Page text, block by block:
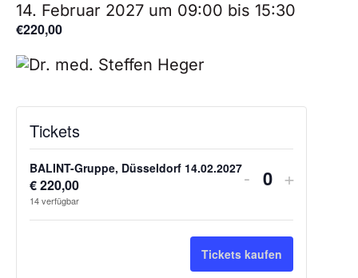
14. Februar 2027 um 09:00 bis 15:30
€220,00
Tickets
BALINT-Gruppe, Düsseldorf 14.02.2027
€220,00
14verfügbar
der
Ticketanzahl
für
- Anzahl
die
für
+
Tickets kaufen